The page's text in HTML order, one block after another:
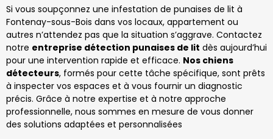
Si vous soupçonnez une infestation de punaises de lit à
Fontenay-sous-Bois dans vos locaux, appartement ou
autres n’attendez pas que la situation s’aggrave. Contactez
notre entreprise détection punaises de lit dès aujourd’hui
pour une intervention rapide et efficace. Nos chiens
détecteurs, formés pour cette tâche spécifique, sont prêts
à inspecter vos espaces et à vous fournir un diagnostic
précis. Grâce à notre expertise et à notre approche
professionnelle, nous sommes en mesure de vous donner
des solutions adaptées et personnalisées